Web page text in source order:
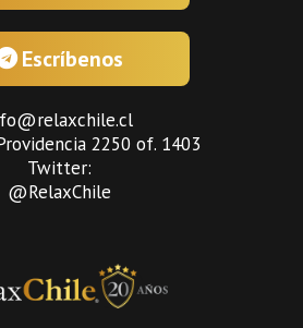
Escríbenos
2250 of. 1403
Twitter:
@RelaxChile